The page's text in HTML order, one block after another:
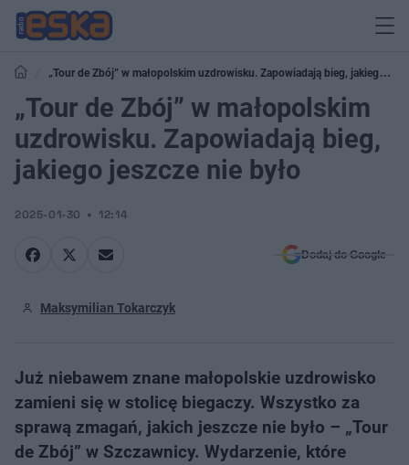
„Tour de Zbój” w małopolskim uzdrowisku. Zapowiadają bieg, jakiego
jeszcze nie było
„Tour de Zbój” w małopolskim
uzdrowisku. Zapowiadają bieg,
jakiego jeszcze nie było
2025-01-30 12:14
Dodaj do Google
Maksymilian Tokarczyk
Już niebawem znane małopolskie uzdrowisko
zamieni się w stolicę biegaczy. Wszystko za
sprawą zmagań, jakich jeszcze nie było – „Tour
de Zbój” w Szczawnicy. Wydarzenie, które